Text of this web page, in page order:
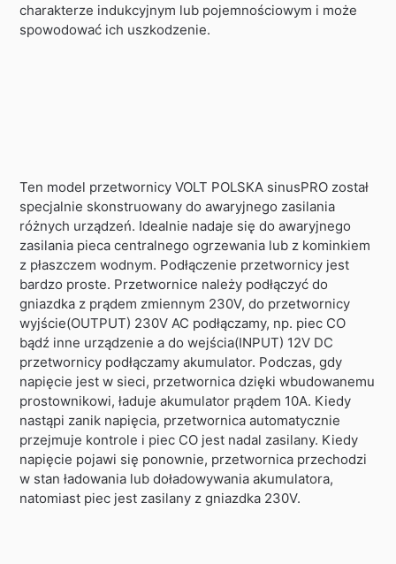
charakterze indukcyjnym lub pojemnościowym i może
spowodować ich uszkodzenie.
Ten model przetwornicy VOLT POLSKA sinusPRO został
specjalnie skonstruowany do awaryjnego zasilania
różnych urządzeń. Idealnie nadaje się do awaryjnego
zasilania pieca centralnego ogrzewania lub z kominkiem
z płaszczem wodnym. Podłączenie przetwornicy jest
bardzo proste. Przetwornice należy podłączyć do
gniazdka z prądem zmiennym 230V, do przetwornicy
wyjście(OUTPUT) 230V AC podłączamy, np. piec CO
bądź inne urządzenie a do wejścia(INPUT) 12V DC
przetwornicy podłączamy akumulator. Podczas, gdy
napięcie jest w sieci, przetwornica dzięki wbudowanemu
prostownikowi, ładuje akumulator prądem 10A. Kiedy
nastąpi zanik napięcia, przetwornica automatycznie
przejmuje kontrole i piec CO jest nadal zasilany. Kiedy
napięcie pojawi się ponownie, przetwornica przechodzi
w stan ładowania lub doładowywania akumulatora,
natomiast piec jest zasilany z gniazdka 230V.